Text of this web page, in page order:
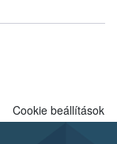
elleni további
termesztésben is
Cookie beállítások